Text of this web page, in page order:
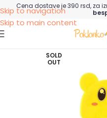
Skip to navigation
Skip to main content
Cena dostave je 390 rsd, za
SOLD
OUT